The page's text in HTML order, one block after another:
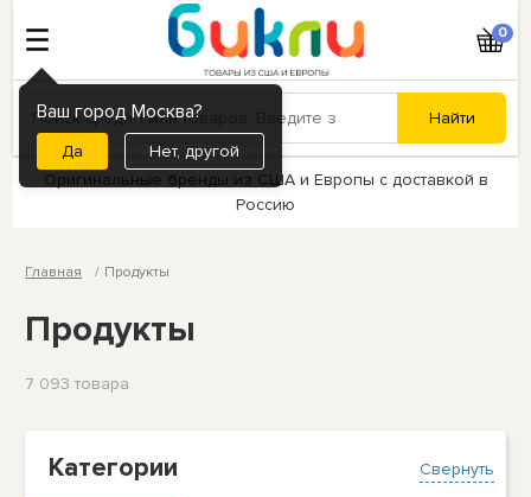
Ваш город Москва?
Нет, другой
0
Оригинальные бренды из США и Европы с доставкой в
Россию
Главная Продукты
Продукты
7 093 товарa
Свернуть
Категории